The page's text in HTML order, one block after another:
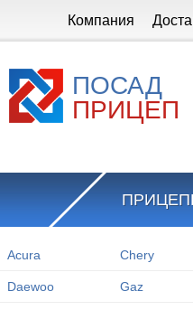
Компания
ПОСАД
ПРИЦЕП
Acura Chery
Daewoo Gaz